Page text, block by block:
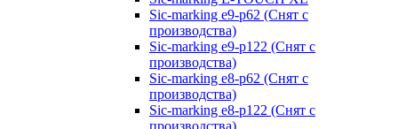
Sic-marking e9-p62 (Снят с
производства)
Sic-marking e9-p122 (Снят с
производства)
Sic-marking e8-p62 (Снят с
производства)
Sic-marking e8-p122 (Снят с
производства)